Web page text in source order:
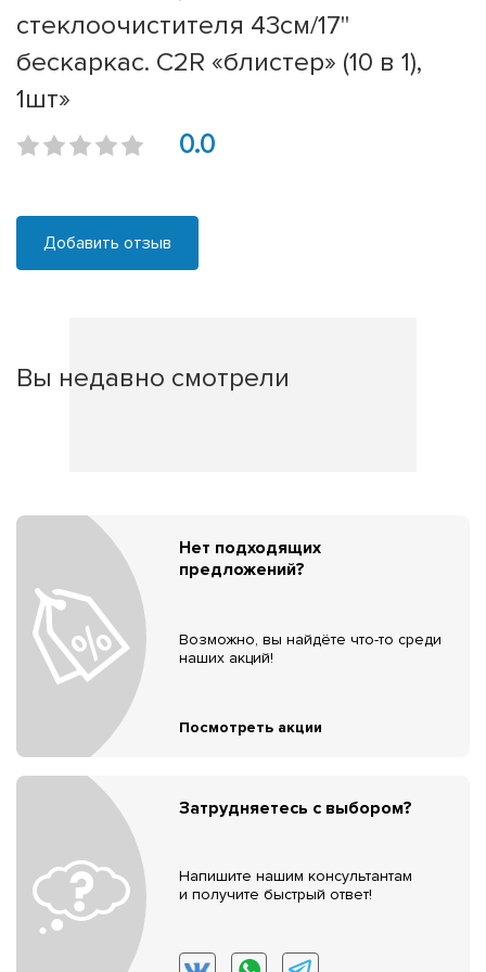
стеклоочистителя 43см/17''
бескаркас. C2R «блистер» (10 в 1),
1шт»
0.0
Добавить отзыв
Вы недавно смотрели
Нет подходящих
предложений?
Возможно, вы найдёте что-то среди
наших акций!
Посмотреть акции
Затрудняетесь с выбором?
Напишите нашим консультантам
и получите быстрый ответ!